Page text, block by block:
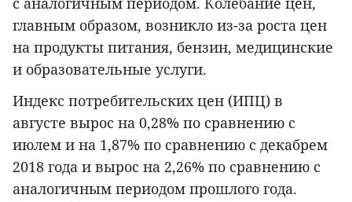
главным образом, возникло из-за роста цен
на продукты питания, бензин, медицинские
и образовательные услуги.
Индекс потребительских цен (ИПЦ) в
августе вырос на 0,28% по сравнению с
июлем и на 1,87% по сравнению с декабрем
2018 года и вырос на 2,26% по сравнению с
аналогичным периодом прошлого года.